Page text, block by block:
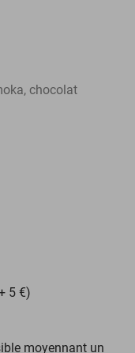
chocolat
5 €)
moyennant un